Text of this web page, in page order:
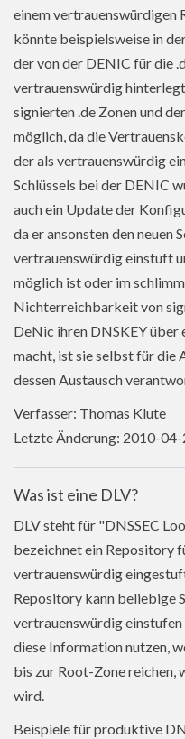
einem vertrauenswürdigen
könnte beispielsweise in
der von der DENIC für die
vertrauenswürdig
signierten .de Zonen und
möglich, da die
der als vertrauenswürdig
Schlüssels bei der DENIC
auch ein Update der
da er ansonsten den neuen
vertrauenswürdig einstuft
möglich ist oder im
Nichterreichbarkeit von
DeNic ihren DNSKEY
macht, ist sie selbst für die
dessen Austausch
Verfasser: Thomas Klute
Letzte Änderung: 2010-
Was ist eine DLV?
DLV steht für "DNSSEC
bezeichnet ein Repository
vertrauenswürdig
Repository kann beliebige
vertrauenswürdig
diese Information nutzen,
bis zur Root-Zone reichen,
wird.
Beispiele für produktive